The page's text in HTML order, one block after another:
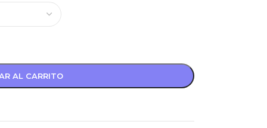
AL CARRITO